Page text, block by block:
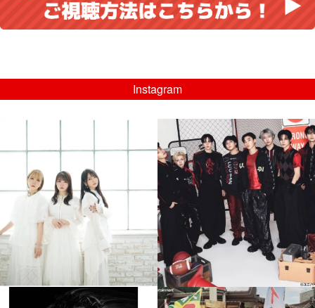
Instagram
...
8月 4
4 0
musicjapantv
💡08/05(水)23:00特番放送！
...
8月 4
4 0
musicjapantv musicjapantv